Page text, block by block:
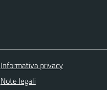
Informativa privacy
Note legali